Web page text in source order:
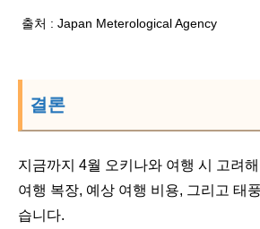
출처 : Japan Meterological Agency
결론
지금까지 4월 오키나와 여행 시 고려
여행 복장, 예상 여행 비용, 그리고 태
습니다.